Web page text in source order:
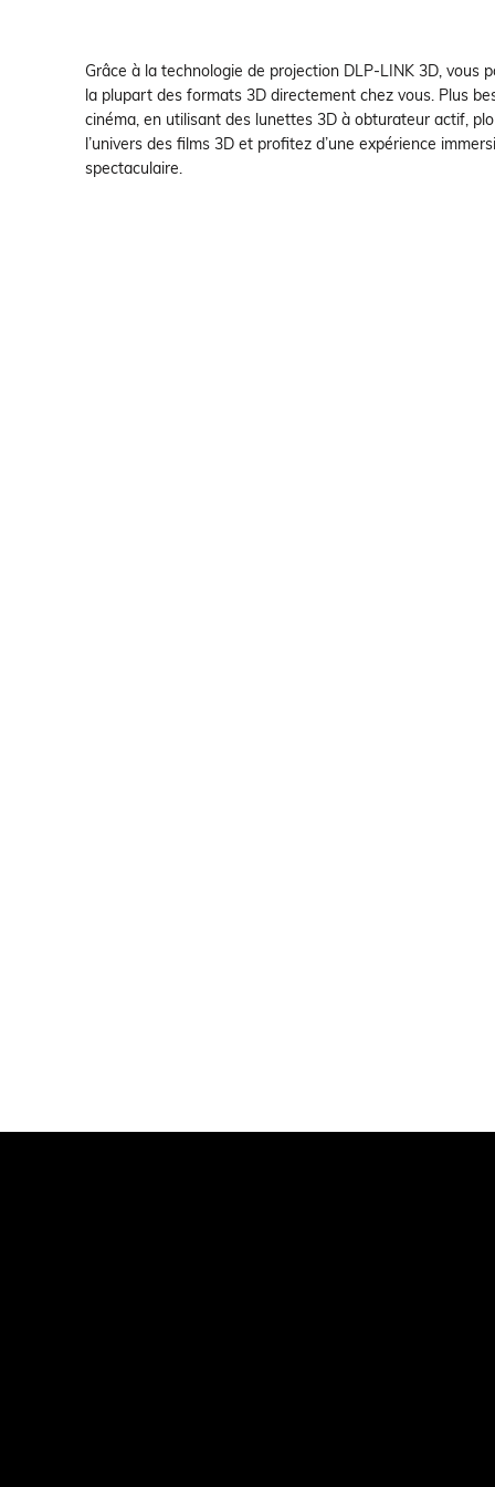
Grâce à la technologie de projection DLP-LINK 3D, vous
la plupart des formats 3D directement chez vous. Plus
cinéma, en utilisant des lunettes 3D à obturateur actif,
l’univers des films 3D et profitez d’une expérience
spectaculaire.